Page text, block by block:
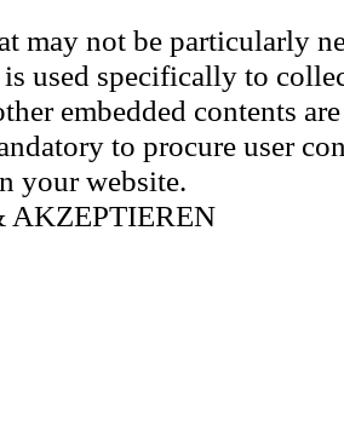
may not be particularly
used specifically to
embedded contents
to procure user
your website.
AKZEPTIEREN